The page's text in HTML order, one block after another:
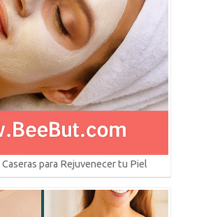
para Rejuvenecer tu Piel